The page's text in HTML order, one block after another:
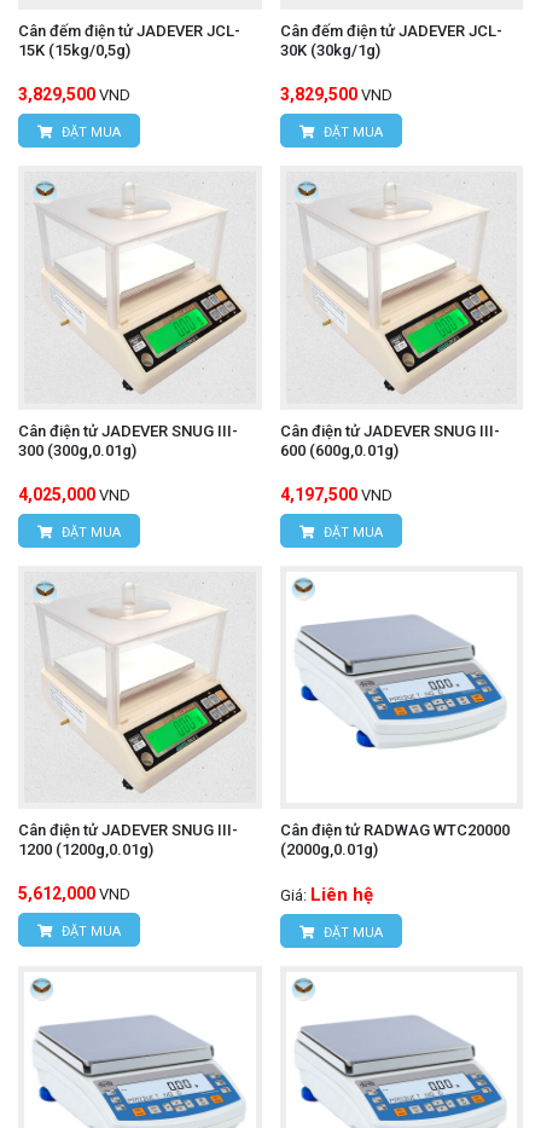
Cân đếm điện tử JADEVER JCL-
15K (15kg/0,5g)
3,829,500 VND
ĐẶT MUA
Cân đếm điện tử JADEVER JCL-
30K (30kg/1g)
3,829,500 VND
ĐẶT MUA
Cân điện tử JADEVER SNUG III-
300 (300g,0.01g)
4,025,000 VND
ĐẶT MUA
Cân điện tử JADEVER SNUG III-
600 (600g,0.01g)
4,197,500 VND
ĐẶT MUA
Cân điện tử JADEVER SNUG III-
1200 (1200g,0.01g)
5,612,000 VND
ĐẶT MUA
Cân điện tử RADWAG WTC20000
(2000g,0.01g)
Giá: Liên hệ
ĐẶT MUA